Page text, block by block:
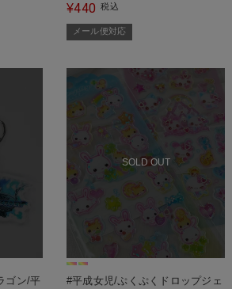
¥440 税込
メール便対応
ゴン/平
SOLD OUT
#平成女児/ぷくぷくドロップジェ